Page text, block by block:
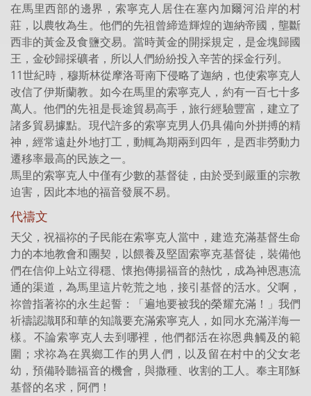
在馬里西部的邊界，索寧克人居住在塞內加爾河沿岸的村
莊，以農牧為生。他們的先祖曾締造輝煌的迦納帝國，壟斷
西非的黃金及食鹽交易。當時黃金的開採規定，是金塊歸國
王，金砂歸採礦者，所以人們紛紛投入辛苦的採金行列。
11世紀時，穆斯林從摩洛哥南下侵略了迦納，也使索寧克人
改信了伊斯蘭教。如今在馬里的索寧克人，約有一百七十多
萬人。他們的先祖是長途貿易高手，旅行經驗豐富，建立了
諸多貿易據點。現代許多的索寧克男人仍具備向外拼搏的精
神，經常遠赴外地打工，動輒為期兩到四年，是西非勞動力
遷移率最高的民族之一。
馬里的索寧克人中僅有少數的基督徒，由於受到嚴重的宗教
迫害，因此本地的福音發展不易。
代禱文
天父，祝福祢的子民能在索寧克人當中，建造充滿基督生命
力的本地教會和團契，以餵養及堅固索寧克基督徒，裝備他
們在信仰上站立得穩、懷抱傳揚福音的熱忱，成為神恩惠流
通的渠道，為馬里這片乾荒之地，接引基督的活水。父啊，
祢曾指著祢的永生起誓：「遍地要被我的榮耀充滿！」我們
祈禱認識耶和華的知識要充滿索寧克人，如同水充滿洋海一
樣。不論索寧克人去到哪裡，他們都活在祢恩典觸及的範
圍；求祢為在異鄉工作的男人們，以及留在村中的父女老
幼，預備聆聽福音的機會，與撒種、收割的工人。奉主耶穌
基督的名求，阿們！